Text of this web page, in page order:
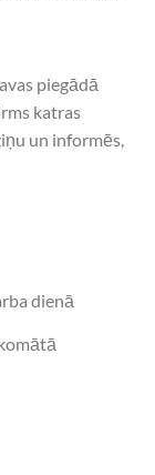
piegādā
katras
un informēs,
dienā